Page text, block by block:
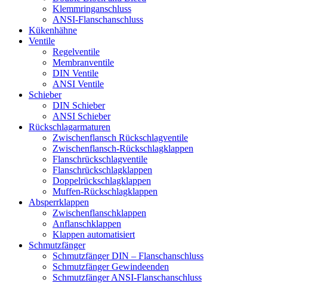
Klemmringanschluss
ANSI-Flanschanschluss
Kükenhähne
Ventile
Regelventile
Membranventile
DIN Ventile
ANSI Ventile
Schieber
DIN Schieber
ANSI Schieber
Rückschlag­armaturen
Zwischenflansch Rückschlagventile
Zwischenflansch-Rückschlagklappen
Flanschrückschlagventile
Flanschrückschlagklappen
Doppelrückschlagklappen
Muffen-Rückschlagklappen
Absperrklappen
Zwischenflanschklappen
Anflanschklappen
Klappen automatisiert
Schmutzfänger
Schmutzfänger DIN – Flanschanschluss
Schmutzfänger Gewindeenden
Schmutzfänger ANSI-Flanschanschluss